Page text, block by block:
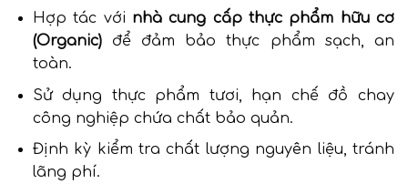
Hợp tác với nhà cung cấp thực phẩm hữu cơ
(Organic)để đảm bảo thực phẩm sạch, an
toàn.
Sử dụng thực phẩm tươi, hạn chế đồ chay
công nghiệp chứa chất bảo quản.
Định kỳ kiểm tra chất lượng nguyên liệu, tránh
lãng phí.